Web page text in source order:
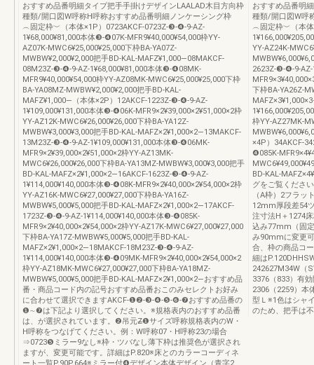
おすすめ品番明細タイプ把手手掛けデザインLAALAD木目方向枠
種類/開口図W呼称H呼称おすすめ品番明細ノンケーシング枠
︵固定枠︶（本体×1P）0723AKCF-0723Z-❸-❹-9-AZ-
1¥68,000¥81,000本体❸-❹07K-MFR9¥40,000¥54,000枠YY-
AZ07K-MWC6¥25,000¥25,000下枠BA-YA07Z-
MWBW¥2,000¥2,000把手BD-KAL-MAFZ¥1,000―08MAKCF-
08M23Z-❸-❹-9-AZ-1¥68,000¥81,000本体❸-❹08MK-
MFR9¥40,000¥54,000枠YY-AZ08MK-MWC6¥25,000¥25,000下枠
BA-YA08MZ-MWBW¥2,000¥2,000把手BD-KAL-
MAFZ¥1,000―（本体×2P）12AKCF-1223Z-❸-❹-9-AZ-
1¥109,000¥131,000本体❸-❹06K-MFR9×2¥39,000×2¥51,000×2枠
YY-AZ12K-MWC6¥26,000¥26,000下枠BA-YA12Z-
MWBW¥3,000¥3,000把手BD-KAL-MAFZ×2¥1,000×2―13MAKCF-
13M23Z-❸-❹-9-AZ-1¥109,000¥131,000本体❸-❹06MK-
MFR9×2¥39,000×2¥51,000×2枠YY-AZ13MK-
MWC6¥26,000¥26,000下枠BA-YA13MZ-MWBW¥3,000¥3,000把手
BD-KAL-MAFZ×2¥1,000×2―16AKCF-1623Z-❸-❹-9-AZ-
1¥114,000¥140,000本体❸-❹08K-MFR9×2¥40,000×2¥54,000×2枠
YY-AZ16K-MWC6¥27,000¥27,000下枠BA-YA16Z-
MWBW¥5,000¥5,000把手BD-KAL-MAFZ×2¥1,000×2―17AKCF-
1723Z-❸-❹-9-AZ-1¥114,000¥140,000本体❸-❹085K-
MFR9×2¥40,000×2¥54,000×2枠YY-AZ17K-MWC6¥27,000¥27,000
下枠BA-YA17Z-MWBW¥5,000¥5,000把手BD-KAL-
MAFZ×2¥1,000×2―18MAKCF-18M23Z-❸-❹-9-AZ-
1¥114,000¥140,000本体❸-❹09MK-MFR9×2¥40,000×2¥54,000×2
枠YY-AZ18MK-MWC6¥27,000¥27,000下枠BA-YA18MZ-
MWBW¥5,000¥5,000把手BD-KAL-MAFZ×2¥1,000×2―おすすめ品
番・商品コード内の記号おすすめ品番おこのみセレクトお好み
に合わせて選択できますAKCF-❶❷-❸-❹-❺-❻-❼おすすめ品番の
❶∼❼は下記より選択してください。※規格表内のおすすめ品番
は、が選択されています。❷吊元Z̶❶サイズ呼称規格表内のW・
H呼称をつなげてください。例：W呼称07・H呼称23の場合
⇒0723❺ミラー9なし※枠・ツバなし薄下枠は推奨色が選択され
ますが、変更可能です。詳細はP.820※床とのカラーコーディネ
ート一覧P.90P.664※ミラー付❹デザイン本体デザイン（青字2
おすすめ品番明
種類/開口図W呼
︵固定枠︶（本
YY-AZ24K-
2623Z-❸-❹-9-
下枠BA-YA26Z-
枠YY-AZ27MK-
×4P）34AKCF-
❹085K-
BD-KAL-
グをご覧くださ
（A枠）2フラ
12mm厚段差54
注寸法H＋1274
込み77mm（固
み90mmに変更
合、枠の商品コ
細は
242627M34W（
3376（833）有
2306（2259）本
型Ｌ※1色はシャ
のため、把手は